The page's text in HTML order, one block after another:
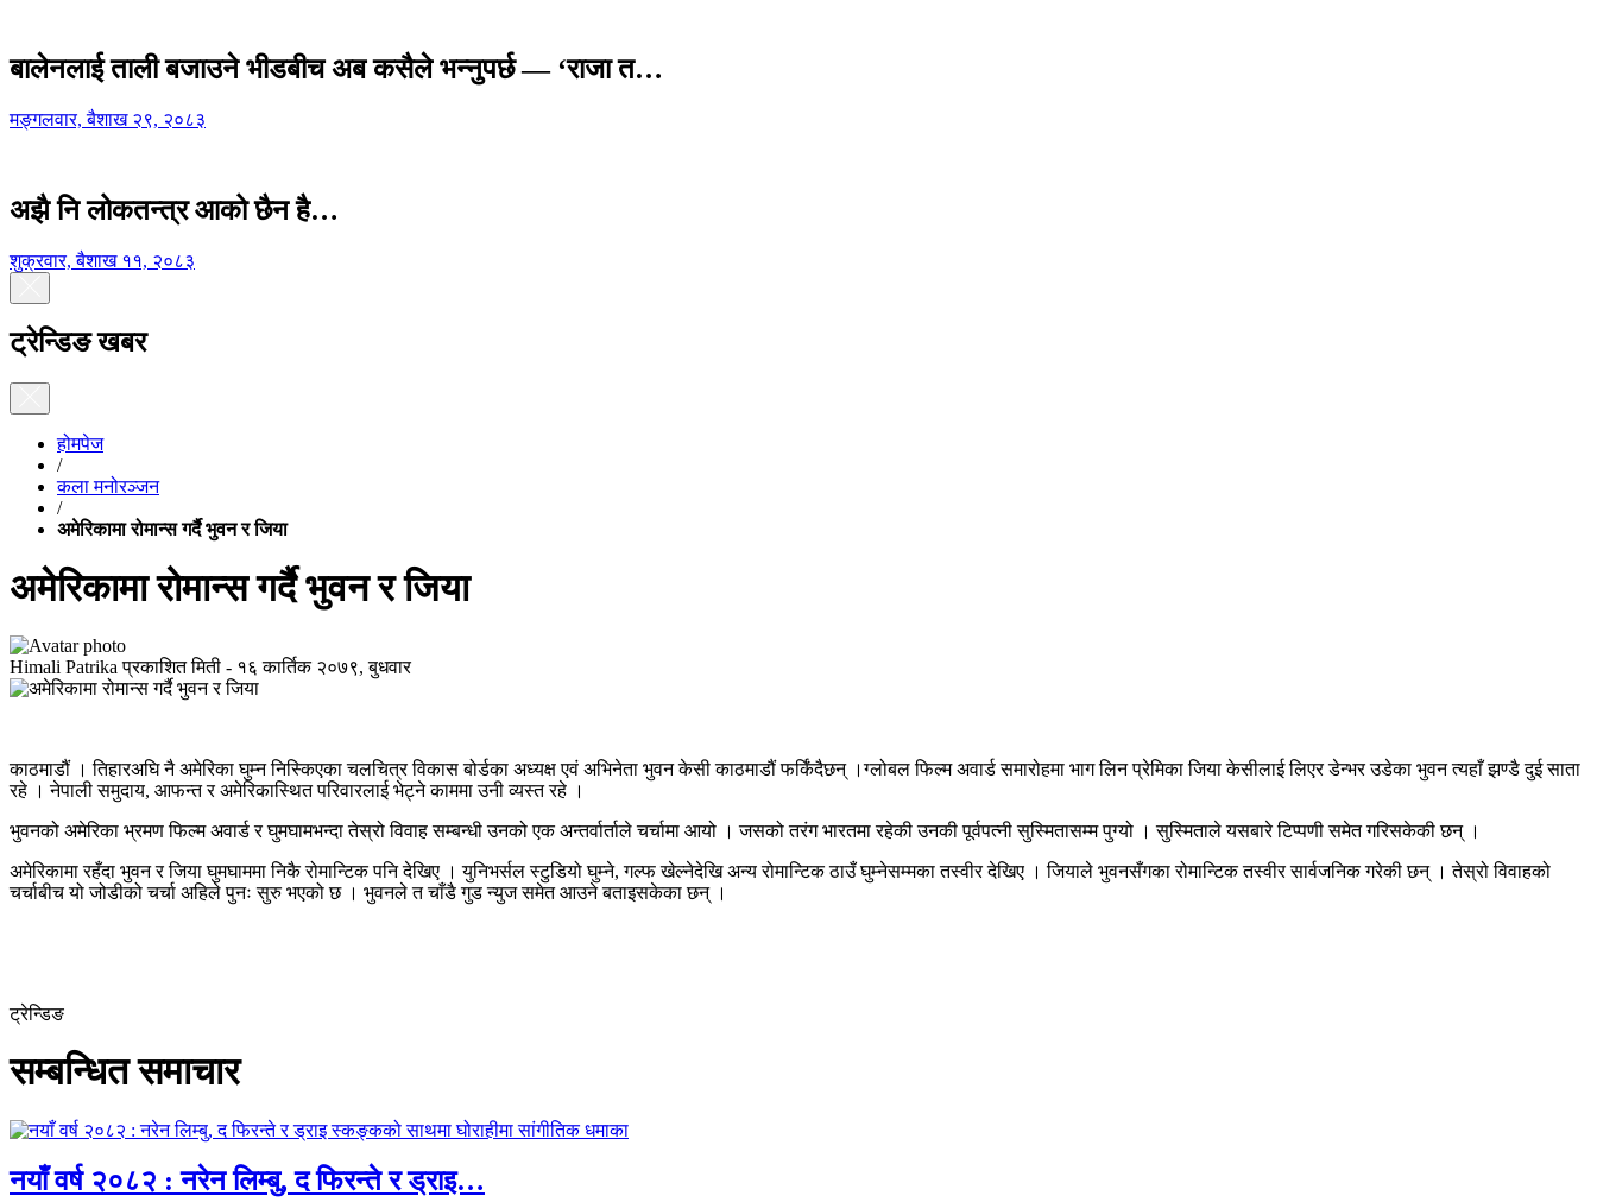
बालेनलाई ताली बजाउने भीडबीच अब कसैले भन्नुपर्छ — ‘राजा त…
मङ्गलवार, बैशाख २९, २०८३
अझै नि लोकतन्त्र आको छैन है…
शुक्रवार, बैशाख ११, २०८३
ट्रेन्डिङ खबर
होमपेज
/
कला मनोरञ्जन
/
अमेरिकामा रोमान्स गर्दै भुवन र जिया
अमेरिकामा रोमान्स गर्दै भुवन र जिया
Himali Patrika प्रकाशित मिती - १६ कार्तिक २०७९, बुधवार
काठमाडौं । तिहारअघि नै अमेरिका घुम्न निस्किएका चलचित्र विकास बोर्डका अध्यक्ष एवं अभिनेता भुवन केसी काठमाडौं फर्किंदैछन् ।ग्लोबल फिल्म अवार्ड समारोहमा भाग लिन प्रेमिका जिया केसीलाई लिएर डेन्भर उडेका भुवन त्यहाँ झण्डै दुई साता
रहे । नेपाली समुदाय, आफन्त र अमेरिकास्थित परिवारलाई भेट्ने काममा उनी व्यस्त रहे ।
भुवनको अमेरिका भ्रमण फिल्म अवार्ड र घुमघामभन्दा तेस्रो विवाह सम्बन्धी उनको एक अन्तर्वार्ताले चर्चामा आयो । जसको तरंग भारतमा रहेकी उनकी पूर्वपत्नी सुस्मितासम्म पुग्यो । सुस्मिताले यसबारे टिप्पणी समेत गरिसकेकी छन् ।
अमेरिकामा रहँदा भुवन र जिया घुमघाममा निकै रोमान्टिक पनि देखिए । युनिभर्सल स्टुडियो घुम्ने, गल्फ खेल्नेदेखि अन्य रोमान्टिक ठाउँ घुम्नेसम्मका तस्वीर देखिए । जियाले भुवनसँगका रोमान्टिक तस्वीर सार्वजनिक गरेकी छन् । तेस्रो विवाहको
चर्चाबीच यो जोडीको चर्चा अहिले पुनः सुरु भएको छ । भुवनले त चाँडै गुड न्युज समेत आउने बताइसकेका छन् ।
ट्रेन्डिङ
सम्बन्धित समाचार
नयाँ वर्ष २०८२ : नरेन लिम्बु, द फिरन्ते र ड्राइ…